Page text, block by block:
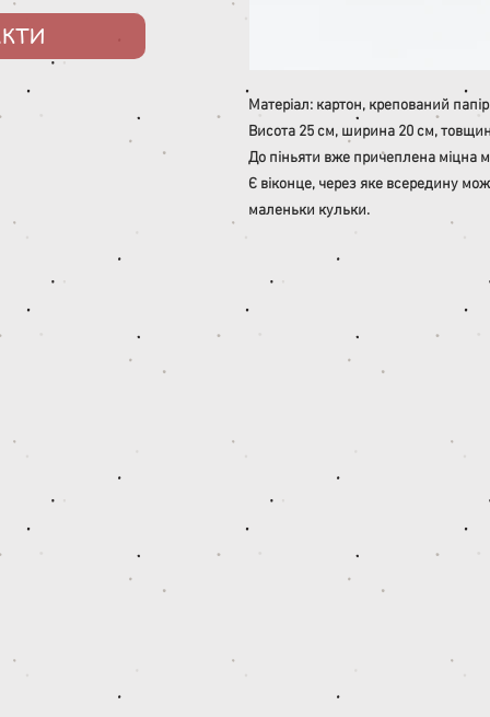
Матеріал: картон, крепований
Висота 25 см, ширина 20 см,
До піньяти вже причеплена міцна
Є віконце, через яке всередину
маленьки кульки.